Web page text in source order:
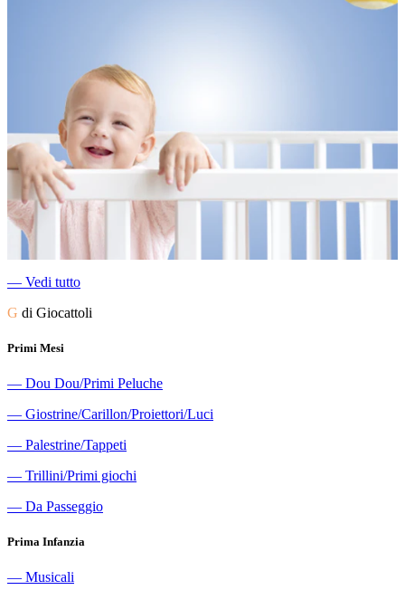
― Vedi tutto
G di Giocattoli
Primi Mesi
― Dou Dou/Primi Peluche
― Giostrine/Carillon/Proiettori/Luci
― Palestrine/Tappeti
― Trillini/Primi giochi
― Da Passeggio
Prima Infanzia
― Musicali